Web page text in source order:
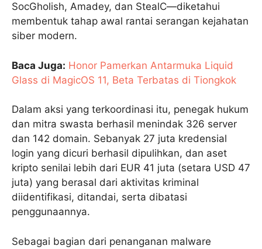
SocGholish, Amadey, dan StealC—diketahui
membentuk tahap awal rantai serangan kejahatan
siber modern.
Baca Juga: Honor Pamerkan Antarmuka Liquid
Glass di MagicOS 11, Beta Terbatas di Tiongkok
Dalam aksi yang terkoordinasi itu, penegak hukum
dan mitra swasta berhasil menindak 326 server
dan 142 domain. Sebanyak 27 juta kredensial
login yang dicuri berhasil dipulihkan, dan aset
kripto senilai lebih dari EUR 41 juta (setara USD 47
juta) yang berasal dari aktivitas kriminal
diidentifikasi, ditandai, serta dibatasi
penggunaannya.
Sebagai bagian dari penanganan malware